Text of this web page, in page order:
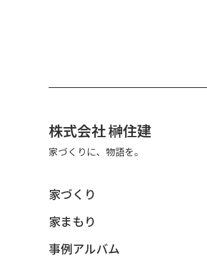
株式会社 榊住建
家づくりに、物語を。
家づくり
家まもり
事例アルバム